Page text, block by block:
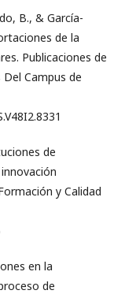
B., & García-
de la
Publicaciones de
Campus de
de
y Calidad
en la
de